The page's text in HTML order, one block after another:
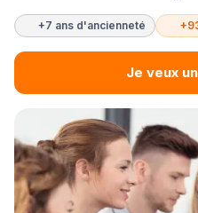
+7 ans d'ancienneté
Je veux